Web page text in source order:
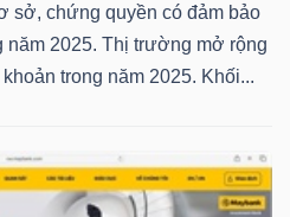
sở, chứng quyền có đảm bảo
năm 2025. Thị trường mở rộng
trong năm 2025. Khối...